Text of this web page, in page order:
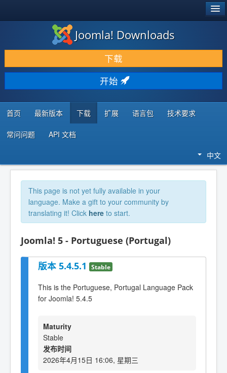
下载 & 扩展
发现 & 学习
社区 & 支持
开发者资源
Joomla! Downloads
下载
开始
首页 最新版本 下载 扩展 语言包 技术要求
常问问题 API 文档
中文
This page is not yet fully available in your
language. Make a gift to your community by
translating it! Click here to start.
Joomla! 5 - Portuguese (Portugal)
版本 5.4.5.1 Stable
This is the Portuguese, Portugal Language Pack
for Joomla! 5.4.5
Maturity
Stable
发布时间
2026年4月15日 16:06, 星期三